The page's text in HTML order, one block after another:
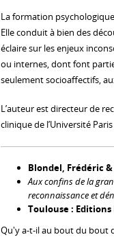
La formation
Elle conduit à bien des
éclaire sur les enjeux
ou internes, dont font
seulement socioaffectifs,
L’auteur est directeur de
clinique de l’Université
Blondel, Frédéric
Aux confins de la
reconnaissance et
Toulouse : Editions
Qu'y a-t-il au bout du bout